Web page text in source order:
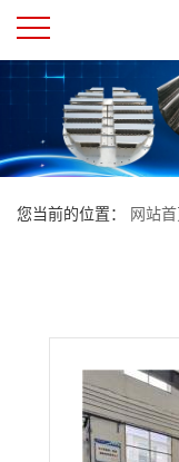
公
司
您当前的位置： 网站首
纹填料 丝径0.15mm